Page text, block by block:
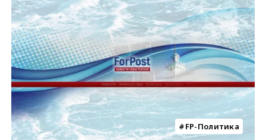
FP-Политика